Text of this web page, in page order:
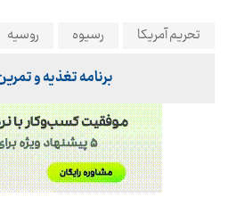
تحریم آمریکا رسیوه روسیه
برنامه تغذیه و